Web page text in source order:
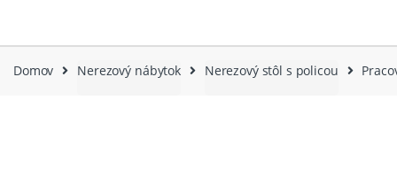
Domov Nerezový nábytok Nerezový stôl s policou